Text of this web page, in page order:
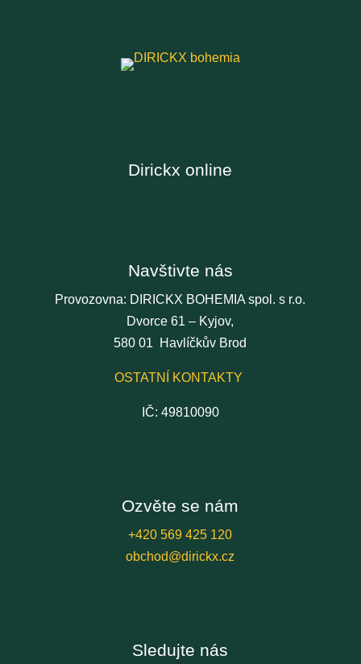
Dirickx online
Navštivte nás
Provozovna: DIRICKX BOHEMIA spol. s r.o.
Dvorce 61 – Kyjov,
580 01 Havlíčkův Brod
OSTATNÍ KONTAKTY
IČ: 49810090
Ozvěte se nám
+420 569 425 120
obchod@dirickx.cz
Sledujte nás